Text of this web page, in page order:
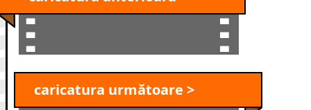
caricatura următoare >